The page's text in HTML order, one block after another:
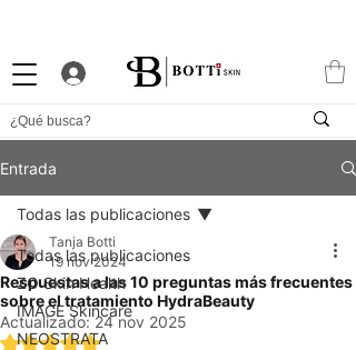
Entrada
Todas las publicaciones
ZO Skin Health
IMAGE Skincare
NEOSTRATA
Todas las publicaciones
Respuestas a las 10 preguntas más frecuentes
sobre el tratamiento HydraBeauty
Tanja Botti
19 nov 2024
Actualizado:24 nov 2025
Obtuvo NaN de 5 estrellas.